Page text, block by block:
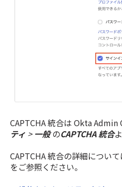
CAPTCHA 統合は Okta Admin
ティ > 一般のCAPTCHA 統合
CAPTCHA 統合の詳細につい
をご参照ください。